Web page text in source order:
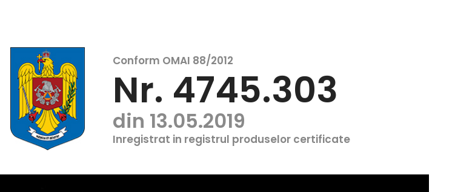
Conform OMAI 88/2012
Nr. 4745.303
din 13.05.2019
Inregistrat in registrul produselor certificate